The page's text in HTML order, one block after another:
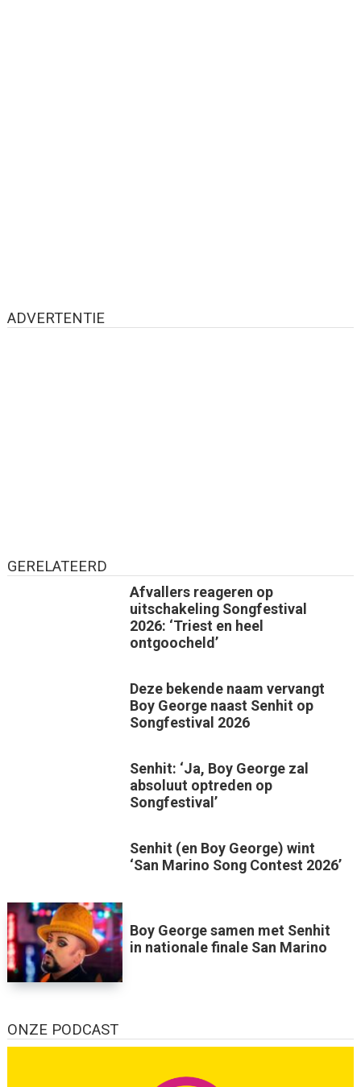
ADVERTENTIE
GERELATEERD
Afvallers reageren op
uitschakeling Songfestival
2026: ‘Triest en heel
ontgoocheld’
Deze bekende naam vervangt
Boy George naast Senhit op
Songfestival 2026
Senhit: ‘Ja, Boy George zal
absoluut optreden op
Songfestival’
Senhit (en Boy George) wint
‘San Marino Song Contest 2026’
Boy George samen met Senhit
in nationale finale San Marino
ONZE PODCAST